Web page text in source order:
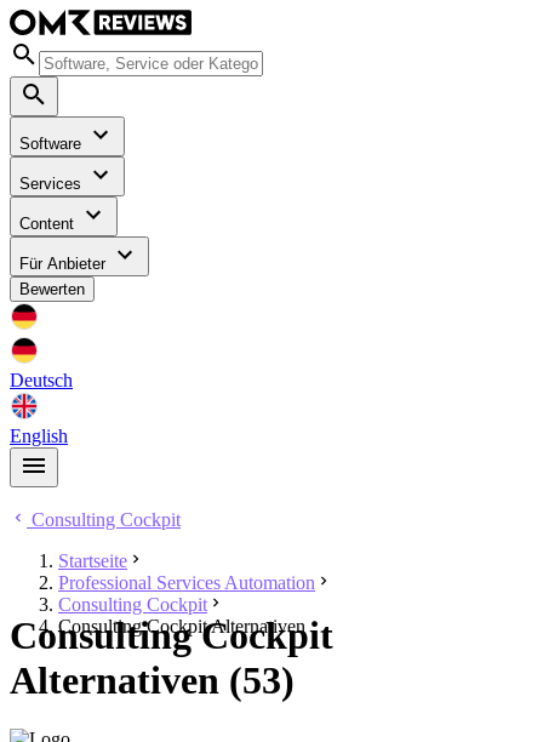
Software
Services
Content
Für Anbieter
Bewerten
Deutsch
English
Consulting Cockpit
Startseite
Professional Services Automation
Consulting Cockpit
Consulting Cockpit Alternativen
Consulting Cockpit
Alternativen (53)